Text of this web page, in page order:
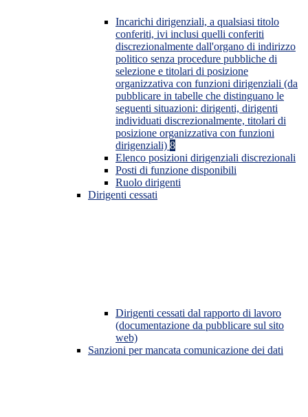
Incarichi dirigenziali, a qualsiasi titolo
conferiti, ivi inclusi quelli conferiti
discrezionalmente dall'organo di indirizzo
politico senza procedure pubbliche di
selezione e titolari di posizione
organizzativa con funzioni dirigenziali (da
pubblicare in tabelle che distinguano le
seguenti situazioni: dirigenti, dirigenti
individuati discrezionalmente, titolari di
posizione organizzativa con funzioni
dirigenziali) 8
Elenco posizioni dirigenziali discrezionali
Posti di funzione disponibili
Ruolo dirigenti
Dirigenti cessati
Dirigenti cessati dal rapporto di lavoro
(documentazione da pubblicare sul sito
web)
Sanzioni per mancata comunicazione dei dati